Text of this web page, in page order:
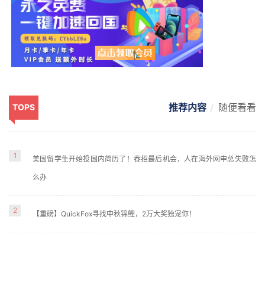
TOPS 推荐内容 随便看看
1 美国留学生开始投国内简历了！春招最后机会，人在海外网申总失败怎
么办
2 【重磅】QuickFox寻找中秋锦鲤，2万大奖独宠你！